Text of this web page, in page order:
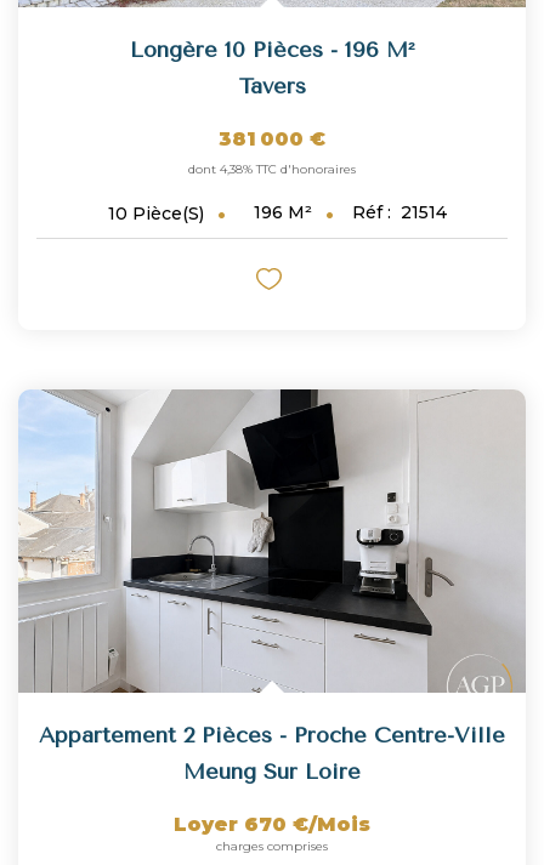
Longère 10 Pièces - 196 M²
Tavers
381 000 €
dont 4,38% TTC d'honoraires
10 Pièce(s) 196 M² Réf : 21514
Appartement 2 Pièces - Proche Centre-Ville
Meung Sur Loire
Loyer 670 €/mois
charges comprises